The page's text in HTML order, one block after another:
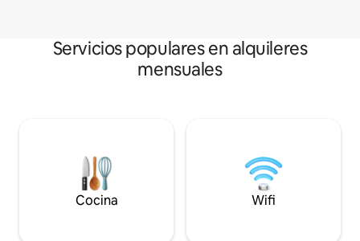
Servicios populares en alquileres
mensuales
Cocina Wifi